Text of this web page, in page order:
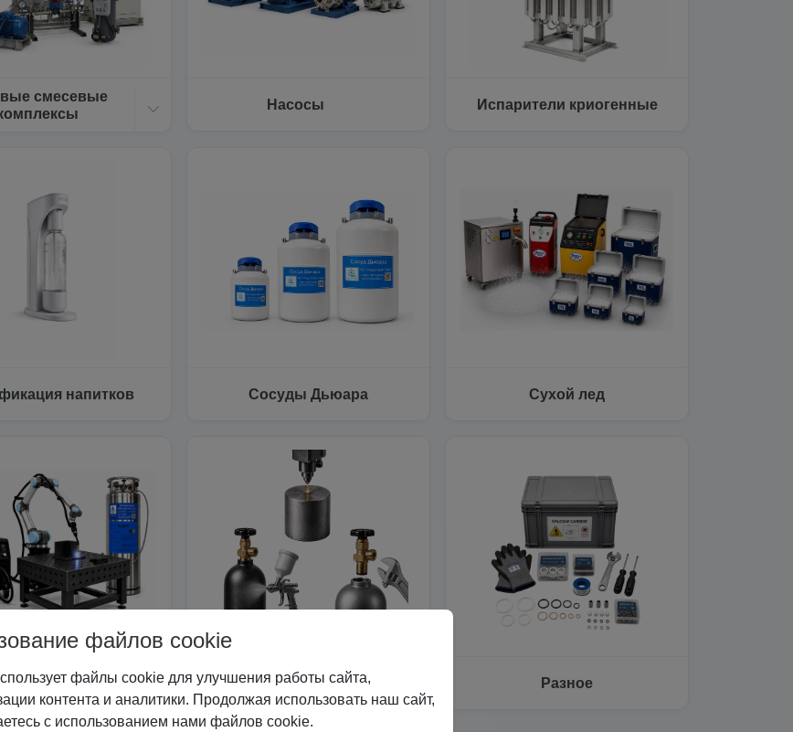
смесевые
Насосы Испарители криогенные
напитков Сосуды Дьюара Сухой лед
роботы Услуги Разное
файлов cookie
файлы cookie для улучшения работы сайта,
контента и аналитики. Продолжая использовать наш сайт,
с использованием нами файлов cookie.